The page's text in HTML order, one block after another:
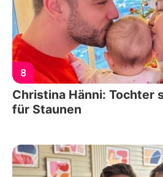
8
Christina Hänni: Tochter
für Staunen